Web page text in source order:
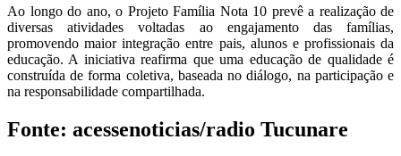
Ao longo do ano, o Projeto Família Nota 10 prevê a realização de
diversas atividades voltadas ao engajamento das famílias,
promovendo maior integração entre pais, alunos e profissionais da
educação. A iniciativa reafirma que uma educação de qualidade é
construída de forma coletiva, baseada no diálogo, na participação e
na responsabilidade compartilhada.
Fonte: acessenoticias/radio Tucunare